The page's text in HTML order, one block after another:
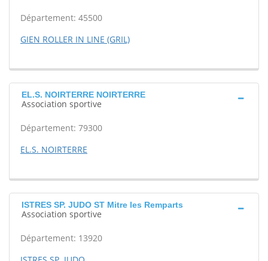
Département: 45500
GIEN ROLLER IN LINE (GRIL)
EL.S. NOIRTERRE NOIRTERRE
Association sportive
Département: 79300
EL.S. NOIRTERRE
ISTRES SP. JUDO ST Mitre les Remparts
Association sportive
Département: 13920